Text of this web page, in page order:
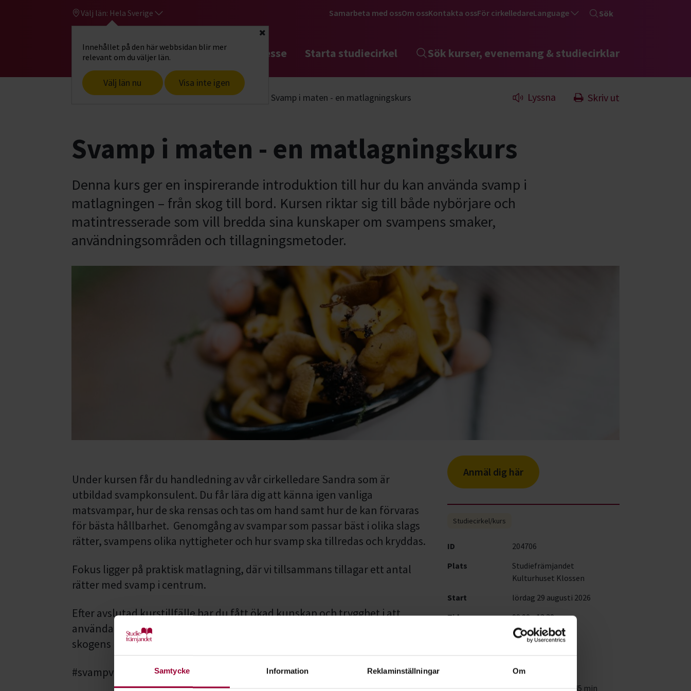
Samtycke Information Reklaminställningar Om
Välj län: Hela Sverige
Innehållet på den här webbsidan blir mer
relevant om du väljer län.
Välj län nu Visa inte igen
Stäng
Samarbeta med ossOm ossKontakta ossFör cirkelledareLanguage Sök
Gå till studiefrämjandets startsidaHitta intresse Starta studiecirkel Sök kurser, evenemang & studiecirklar
Start Hitta intresse Djur & natur Utflykter Svamp i maten - en matlagningskurs Lyssna Skriv ut
Svamp i maten - en matlagningskurs
Denna kurs ger en inspirerande introduktion till hur du kan använda svamp i
matlagningen – från skog till bord. Kursen riktar sig till både nybörjare och
matintresserade som vill bredda sina kunskaper om svampens smaker,
användningsområden och tillagningsmetoder.
Under kursen får du handledning av vår cirkelledare Sandra som är
utbildad svampkonsulent. Du får lära dig att känna igen vanliga
matsvampar, hur de ska rensas och tas om hand samt hur de kan förvaras
för bästa hållbarhet. Genomgång av svampar som passar bäst i olika slags
rätter, svampens olika nyttigheter och hur svamp ska tillredas och kryddas.
Fokus ligger på praktisk matlagning, där vi tillsammans tillagar ett antal
rätter med svamp i centrum.
Efter avslutad kurstillfälle har du fått ökad kunskap och trygghet i att
använda svamp i matlagning samt inspiration att utveckla egna rätter med
skogens råvaror.
#svampvasterbotten
Anmäl dig här
Studiecirkel/kurs
ID
204706
Plats
Studiefrämjandet
Kulturhuset Klossen
Start
lördag 29 augusti 2026
Tid
09:00 - 12:30
350 kr
Antal
1
Timmar 4 studietimmar à 45 min